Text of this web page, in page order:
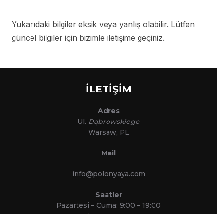
Yukarıdaki bilgiler eksik veya yanlış olabilir. Lütfen
güncel bilgiler için bizimle iletişime geçiniz.
İLETİŞİM
Adres
Ul. Dąbrowskiego
Warsaw, PL
Mail
info@polonyaya.com
Saatler
Pazartesi – Cuma: 9:00 – 19:00